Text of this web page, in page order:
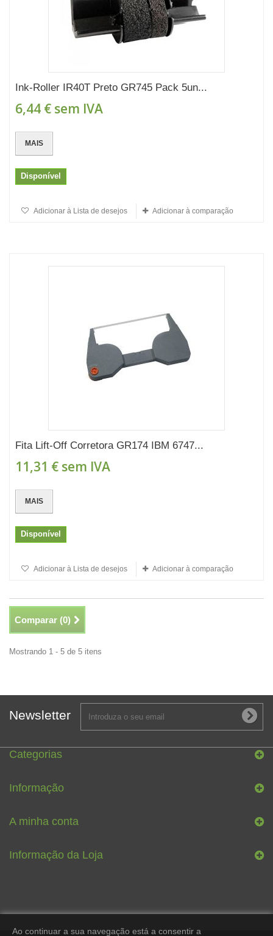
Ink-Roller IR40T Preto GR745 Pack 5un...
6,44 € sem IVA
MAIS
Disponível
Adicionar à Lista de desejos Adicionar à comparação
Fita Lift-Off Corretora GR174 IBM 6747...
11,31 € sem IVA
MAIS
Disponível
Adicionar à Lista de desejos Adicionar à comparação
Comparar (0)
Mostrando 1 - 5 de 5 itens
Newsletter
Categorias
Informação
A minha conta
Informação da Loja
Ao continuar a sua navegação está a consentir a